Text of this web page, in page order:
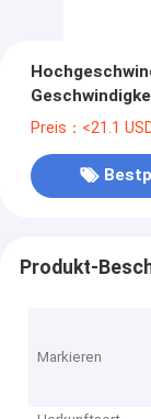
Typ C
Preis：<21.1
Produkt-
Markieren